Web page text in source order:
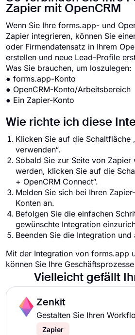
Zapier mit OpenCRM
Wenn Sie Ihre forms.app- und
Zapier integrieren, können Sie
oder Firmendatensatz in Ihrem
erstellen und neue Lead-Profile
Was Sie brauchen, um loszulegen:
● forms.app-Konto
● OpenCRM-Konto/Arbeitsbereich
● Ein Zapier-Konto
Wie richte ich diese
Klicken Sie auf die Schaltfläche
verwenden“.
Sobald Sie zur Seite von Zapier
werden, klicken Sie auf die
+ OpenCRM Connect“.
Melden Sie sich bei Ihren
Konten an.
Befolgen Sie die einfachen
gewünschte Integration
Beenden Sie die Integration
Mit der Integration von forms.app
können Sie Ihre
Vielleicht gefällt
Zenkit
Gestalten Sie Ihren
Zapier